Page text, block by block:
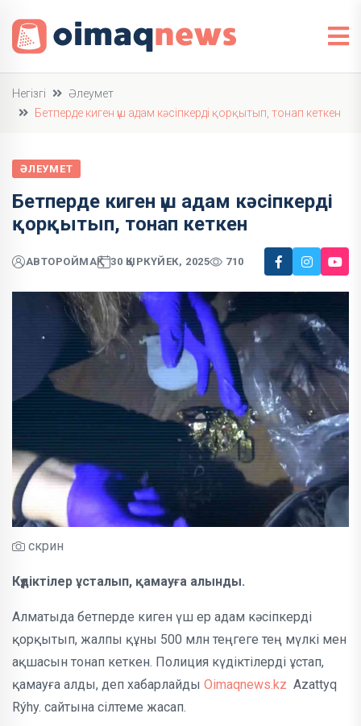
Негізгі
Әлеумет
Бетперде киген үш адам кәсіпкерді қорқытып, тонап кеткен
ӘЛЕУМЕТ
Бетперде киген үш адам кәсіпкерді
қорқытып, тонап кеткен
АВТОРОЙМАҚ 30 ҚЫРКҮЙЕК, 2025 710
скрин
Күдіктілер ұсталып, қамауға алынды.
Алматыда бетперде киген үш ер адам кәсіпкерді
қорқытып, жалпы құны 500 млн теңгеге тең мүлкі мен
ақшасын тонап кеткен. Полиция күдіктілерді ұстап,
қамауға алды, деп хабарлайды Oimaqnews.kz Azattyq
Rýhy. сайтына сілтеме жасап.